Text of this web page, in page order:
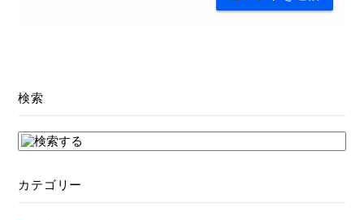
検索
カテゴリー